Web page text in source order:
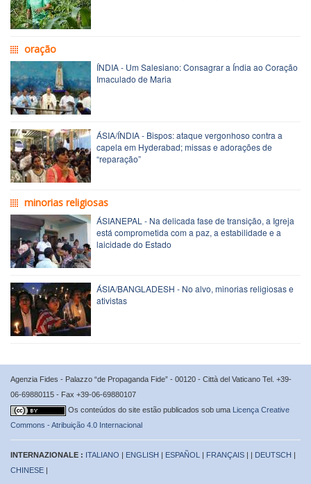
oração
ÍNDIA - Um Salesiano: Consagrar a Índia ao Coração
Imaculado de Maria
ÁSIA/ÍNDIA - Bispos: ataque vergonhoso contra a
capela em Hyderabad; missas e adorações de
“reparação”
minorias religiosas
ÁSIANEPAL - Na delicada fase de transição, a Igreja
está comprometida com a paz, a estabilidade e a
laicidade do Estado
ÁSIA/BANGLADESH - No alvo, minorias religiosas e
ativistas
Agenzia Fides - Palazzo “de Propaganda Fide” - 00120 - Città del Vaticano Tel. +39-
06-69880115 - Fax +39-06-69880107
Os conteúdos do site estão publicados sob uma Licença Creative
Commons - Atribuição 4.0 Internacional
INTERNAZIONALE : ITALIANO | ENGLISH | ESPAÑOL | FRANÇAIS | | DEUTSCH |
CHINESE |